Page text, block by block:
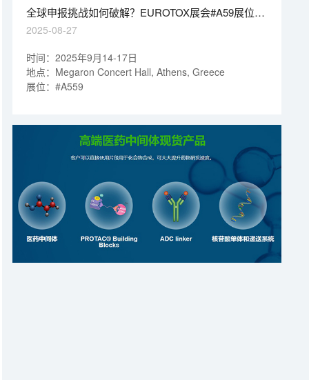
全球申报挑战如何破解？EUROTOX展会#A59展位，
美迪西专家为您答疑解惑
2025-08-27
时间：2025年9月14-17日
地点：Megaron Concert Hall, Athens, Greece
展位：#A559